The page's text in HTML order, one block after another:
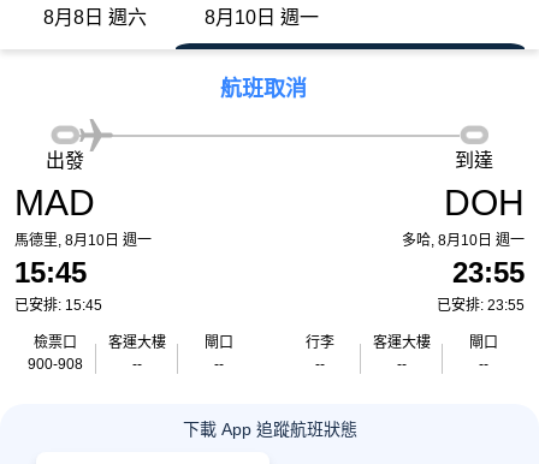
8月8日 週六 8月10日 週一
航班取消
MAD
馬德里, 8月10日 週一
15:45
已安排: 15:45
檢票口
900-908
客運大樓
--
閘口
--
出發 到達
DOH
多哈, 8月10日 週一
23:55
已安排: 23:55
行李
--
客運大樓
--
閘口
--
下載 App 追蹤航班狀態